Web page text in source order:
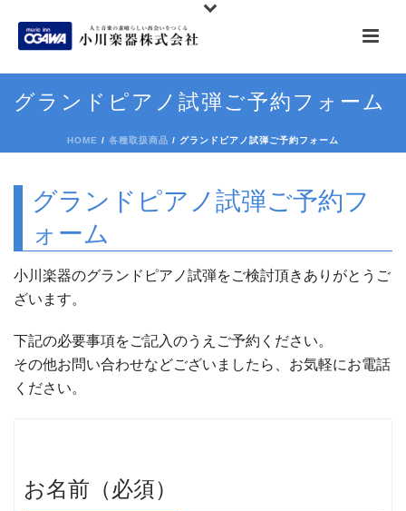
グランドピアノ試弾ご予約フォーム
HOME / 各種取扱商品 / グランドピアノ試弾ご予約フォーム
グランドピアノ試弾ご予約フ
ォーム
小川楽器のグランドピアノ試弾をご検討頂きありがとうご
ざいます。
下記の必要事項をご記入のうえご予約ください。
その他お問い合わせなどございましたら、お気軽にお電話
ください。
お名前（必須）